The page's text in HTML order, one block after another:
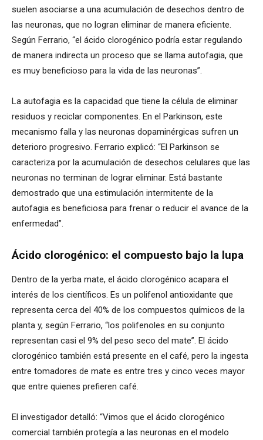
suelen asociarse a una acumulación de desechos dentro de
las neuronas, que no logran eliminar de manera eficiente.
Según Ferrario, “el ácido clorogénico podría estar regulando
de manera indirecta un proceso que se llama autofagia, que
es muy beneficioso para la vida de las neuronas”.
La autofagia es la capacidad que tiene la célula de eliminar
residuos y reciclar componentes. En el Parkinson, este
mecanismo falla y las neuronas dopaminérgicas sufren un
deterioro progresivo. Ferrario explicó: “El Parkinson se
caracteriza por la acumulación de desechos celulares que las
neuronas no terminan de lograr eliminar. Está bastante
demostrado que una estimulación intermitente de la
autofagia es beneficiosa para frenar o reducir el avance de la
enfermedad”.
Ácido clorogénico: el compuesto bajo la lupa
Dentro de la yerba mate, el ácido clorogénico acapara el
interés de los científicos. Es un polifenol antioxidante que
representa cerca del 40% de los compuestos químicos de la
planta y, según Ferrario, “los polifenoles en su conjunto
representan casi el 9% del peso seco del mate”. El ácido
clorogénico también está presente en el café, pero la ingesta
entre tomadores de mate es entre tres y cinco veces mayor
que entre quienes prefieren café.
El investigador detalló: “Vimos que el ácido clorogénico
comercial también protegía a las neuronas en el modelo